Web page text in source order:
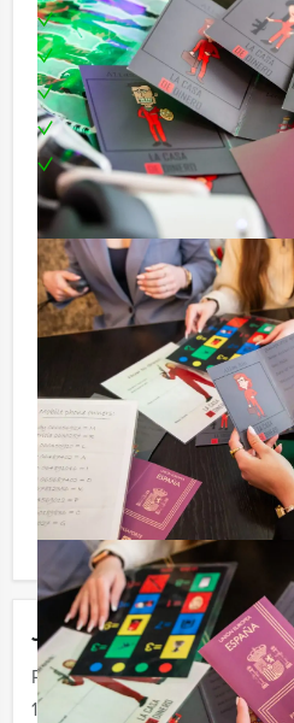
Jouw uitje
Prijs :
12 - 19 personen
Professionele
Moderne VR-brillen
Uitgebreid 3-gangen
Leuke prijs voor het
Te boeken op uw
Tip:
Niet telkens uw knip hoeven
te rekenen? Voor € 13,50 per
BTW) kunt u gebruikmaken
waarbij u onbeperkt kunt
huiswijn, koffie en thee. En…
niet voor verrassingen te staan!
Komen jullie niet aan het
voor dit groepsuitje? Als je
minimale aantal te betalen,
minder personen boeken.